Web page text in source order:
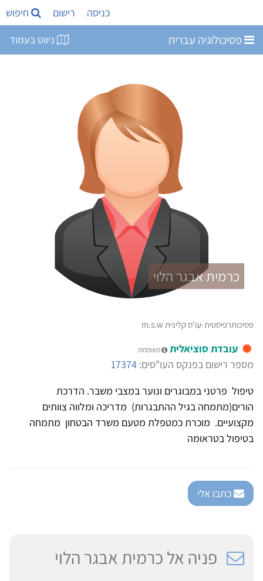
כניסה רישום חיפוש
פסיכולוגיה עברית ניווט בעמוד
כרמית אבגר הלוי
פסיכותרפיסטית-עו'ס קלינית m.s.w
עובדת סוציאלית מאומתת
מספר רישום בפנקס העו"סים: 17374
טיפול פרטני במבוגרים ונוער במצבי משבר. הדרכת
הורים(מתמחה בגיל ההתבגרות) מדריכה ומלווה צוותים
מקצועיים. מוכרת כמטפלת מטעם משרד הבטחון מתמחה
בטיפול בטראומה
כתבו אלי
פניה אל כרמית אבגר הלוי